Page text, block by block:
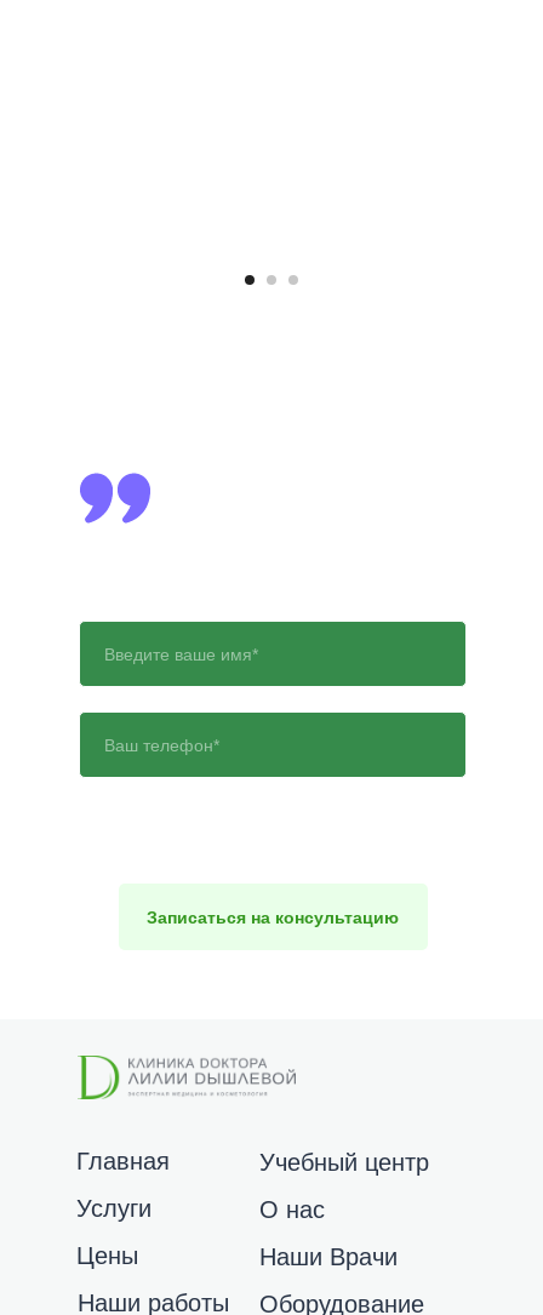
Записаться на консультацию
Наши работы Оборудование
Наши Врачи
О нас
Цены
Услуги
Главная Учебный центр